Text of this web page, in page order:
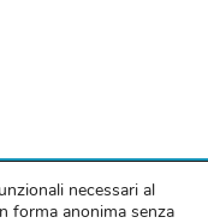
| P. IVA
necessari al
forma anonima senza